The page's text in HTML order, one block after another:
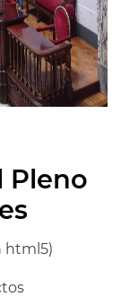
Pleno
html5)